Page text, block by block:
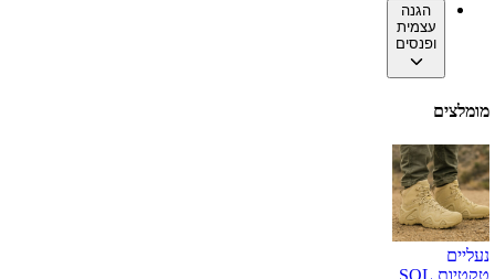
הגנה
עצמית
ופנסים
מומלצים
נעליים
טקטיות SOL